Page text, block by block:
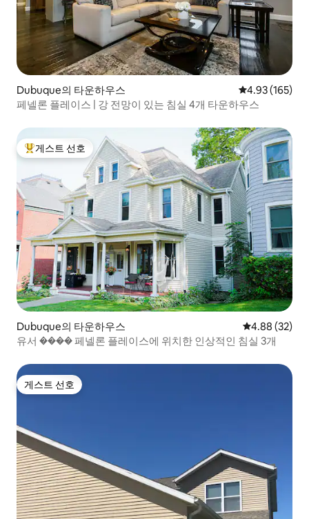
Dubuque의 타운하우스 평점 4.93점(5
4.93 (165)
페넬론 플레이스 | 강 전망이 있는 침실 4개 타운하우스
상위 게스트 선호
게스트 선호
Dubuque의 타운하우스 평점 4.88점(5
4.88 (32)
유서 ���� 페넬론 플레이스에 위치한 인상적인 침실 3개
게스트 선호
게스트 선호